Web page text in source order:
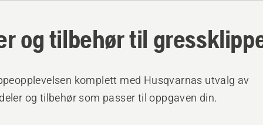
og tilbehør til
komplett med Husqvarnas utvalg av
og tilbehør som passer til oppgaven din.